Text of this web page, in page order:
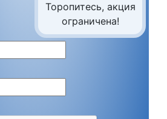
Торопитесь, акция
ограничена!